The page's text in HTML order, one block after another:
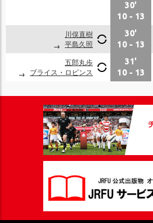
30'
10 - 13
川俣直樹
平島久照
30'
10 - 13
五郎丸歩
ブライス・ロビンス
31'
10 - 13